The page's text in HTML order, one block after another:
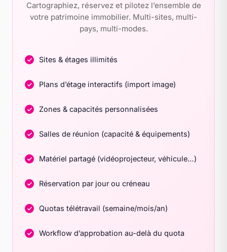
Cartographiez, réservez et pilotez l’ensemble de
votre patrimoine immobilier. Multi-sites, multi-
pays, multi-modes.
Sites & étages illimités
Plans d’étage interactifs (import image)
Zones & capacités personnalisées
Salles de réunion (capacité & équipements)
Matériel partagé (vidéoprojecteur, véhicule…)
Réservation par jour ou créneau
Quotas télétravail (semaine/mois/an)
Workflow d’approbation au-delà du quota